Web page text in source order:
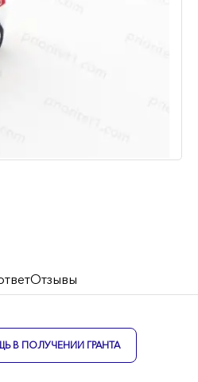
Отзывы
В ПОЛУЧЕНИИ ГРАНТА